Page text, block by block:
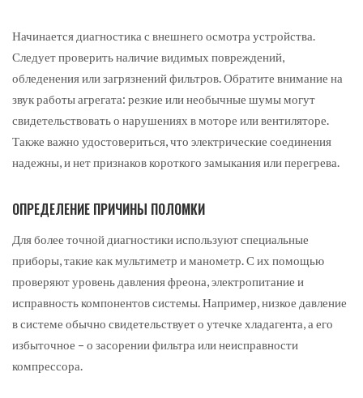
Начинается диагностика с внешнего осмотра устройства.
Следует проверить наличие видимых повреждений,
обледенения или загрязнений фильтров. Обратите внимание на
звук работы агрегата: резкие или необычные шумы могут
свидетельствовать о нарушениях в моторе или вентиляторе.
Также важно удостовериться, что электрические соединения
надежны, и нет признаков короткого замыкания или перегрева.
ОПРЕДЕЛЕНИЕ ПРИЧИНЫ ПОЛОМКИ
Для более точной диагностики используют специальные
приборы, такие как мультиметр и манометр. С их помощью
проверяют уровень давления фреона, электропитание и
исправность компонентов системы. Например, низкое давление
в системе обычно свидетельствует о утечке хладагента, а его
избыточное – о засорении фильтра или неисправности
компрессора.